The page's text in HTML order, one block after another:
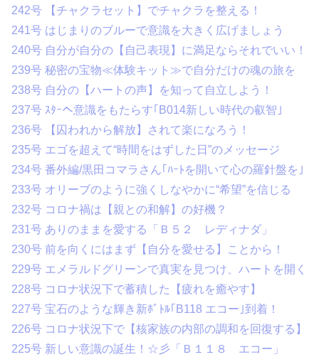
242号 【チャクラセット】でチャクラを整える！
241号 はじまりのブルーで意識を大きく広げましょう
240号 自分が自分の【自己表現】に満足ならそれでいい！
239号 秘密の宝物≪体験キット≫で自分だけの魂の旅を
238号 自分の【ハートの声】を知って自立しよう！
237号 ｽﾀｰへ意識をもたらす｢B014新しい時代の叡智｣
236号 【囚われから解放】されて楽になろう！
235号 エゴを超えて“時間をはずした日”のメッセージ
234号 番外編/黒田コマラさん｢ﾊｰﾄを開いて心の羅針盤を｣
233号 オリーブのように強くしなやかに“希望”を信じる
232号 コロナ禍は【親との和解】の好機？
231号 ありのままを愛する「Ｂ５２ レディナダ」
230号 前を向くにはまず【自分を愛せる】ことから！
229号 エメラルドグリーンで真実を見つけ、ハートを開く
228号 コロナ状況下で蓄積した【疲れを癒やす】
227号 宝石のような輝き新ﾎﾞﾄﾙ｢B118 エコー｣到着！
226号 コロナ状況下で【核家族の内部の調和を回復する】
225号 新しい意識の誕生！☆彡「Ｂ１１８ エコー」